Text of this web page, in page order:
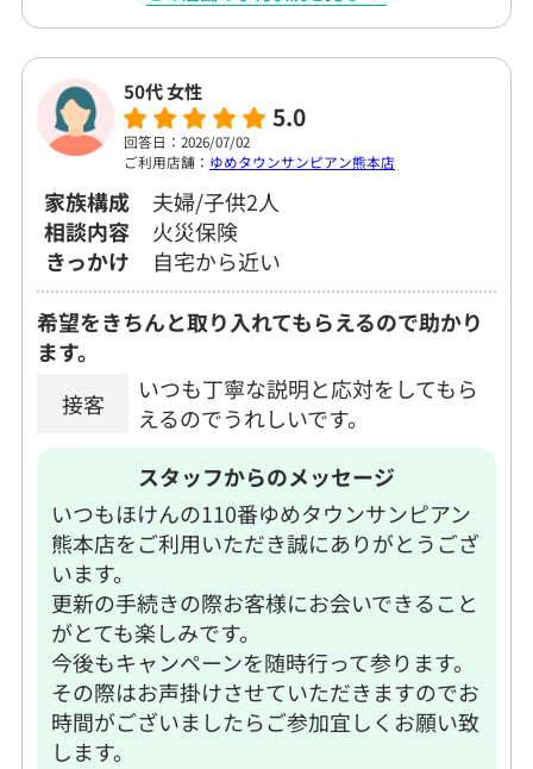
50代 女性
5.0
回答日：2026/07/02
ご利用店舗： ゆめタウンサンピアン熊本店
家族構成
夫婦/子供2人
相談内容
火災保険
きっかけ
自宅から近い
希望をきちんと取り入れてもらえるので助かり
ます。
接客
いつも丁寧な説明と応対をしてもら
えるのでうれしいです。
スタッフからのメッセージ
いつもほけんの110番ゆめタウンサンピアン
熊本店をご利用いただき誠にありがとうござ
います。
更新の手続きの際お客様にお会いできること
がとても楽しみです。
今後もキャンペーンを随時行って参ります。
その際はお声掛けさせていただきますのでお
時間がございましたらご参加宜しくお願い致
します。